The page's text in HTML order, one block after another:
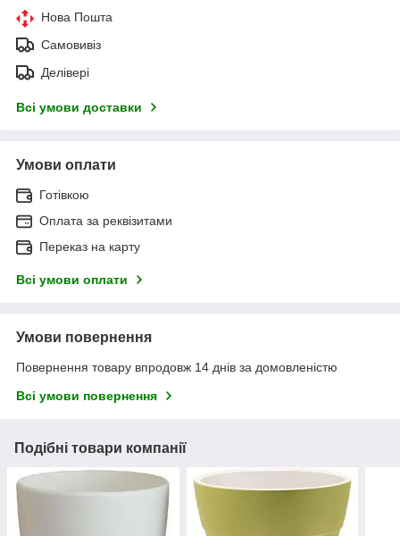
Нова Пошта
Самовивіз
Делівері
Всі умови доставки
Умови оплати
Готівкою
Оплата за реквізитами
Переказ на карту
Всі умови оплати
Умови повернення
Повернення товару впродовж 14 днів за домовленістю
Всі умови повернення
Подібні товари компанії